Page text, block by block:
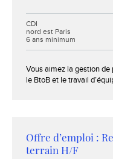
Contrat :
CDI
Localisation :
nord est Paris
Expérience :
6 ans minimum
Extrait :
Vous aimez la gestion de
le BtoB et le travail
Offre d’emploi :
terrain H/F